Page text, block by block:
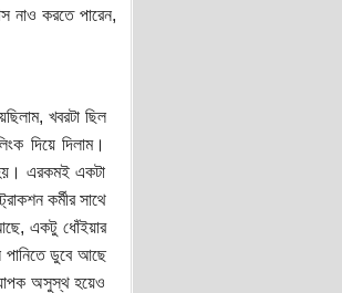
নাও করতে পারেন,
খবরটা ছিল
দিয়ে দিলাম।
হয়। এরকমই একটা
কর্মীর সাথে
একটু ধোঁইয়ার
পানিতে ডুবে আছে
অসুস্থ হয়েও